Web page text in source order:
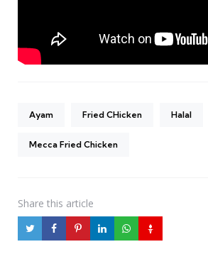
Ayam Fried CHicken Halal
Mecca Fried Chicken
Share this article